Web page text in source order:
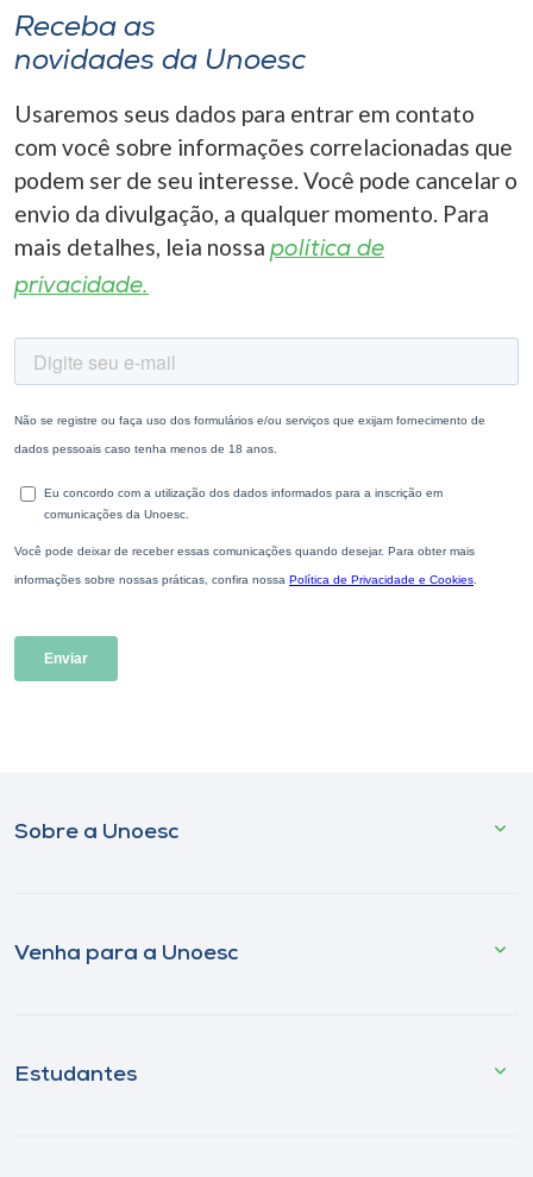
Receba as
novidades da Unoesc
Usaremos seus dados para entrar em contato
com você sobre informações correlacionadas que
podem ser de seu interesse. Você pode cancelar o
envio da divulgação, a qualquer momento. Para
mais detalhes, leia nossa política de
privacidade.
Sobre a Unoesc
Venha para a Unoesc
Estudantes